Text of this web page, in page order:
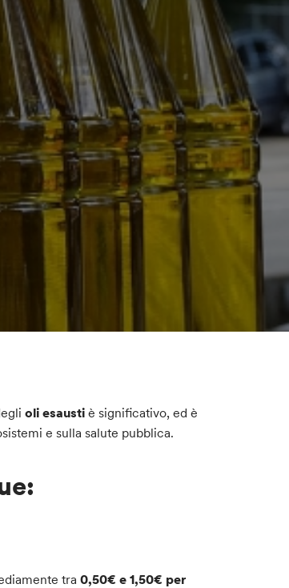
oli esausti è significativo, ed è
e sulla salute pubblica.
tra0,50€ e 1,50€ per